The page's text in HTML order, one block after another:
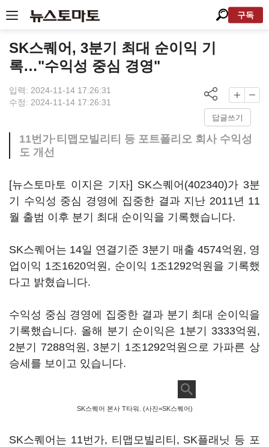
구독
SK스퀘어, 3분기 최대 순이익 기
록…"수익성 중심 경영"
입력: 2024-11-14 17:26:31
수정: 2024-11-14 17:26:31
답글쓰기
11번가·티맵모빌리티 등 포트폴리오 회사 수익성
도 개선
[뉴스토마토 이지은 기자] SK스퀘어(402340)가 3분
기 수익성 중심 경영에 집중한 결과 지난 2011년 11
월 출범 이후 분기 최대 순이익을 기록했습니다.
SK스퀘어는 14일 연결기준 3분기 매출 4574억원, 영
업이익 1조1620억원, 순이익 1조1292억원을 기록했
다고 밝혔습니다.
수익성 중심 경영에 집중한 결과 분기 최대 순이익을
기록했습니다. 올해 분기 순이익은 1분기 3333억원,
2분기 7288억원, 3분기 1조1292억원으로 가파른 상
승세를 보이고 있습니다.
SK스퀘어 본사 T타워. (사진=SK스퀘어)
SK스퀘어는 11번가, 티맵모빌리티, SK플래닛 등 포